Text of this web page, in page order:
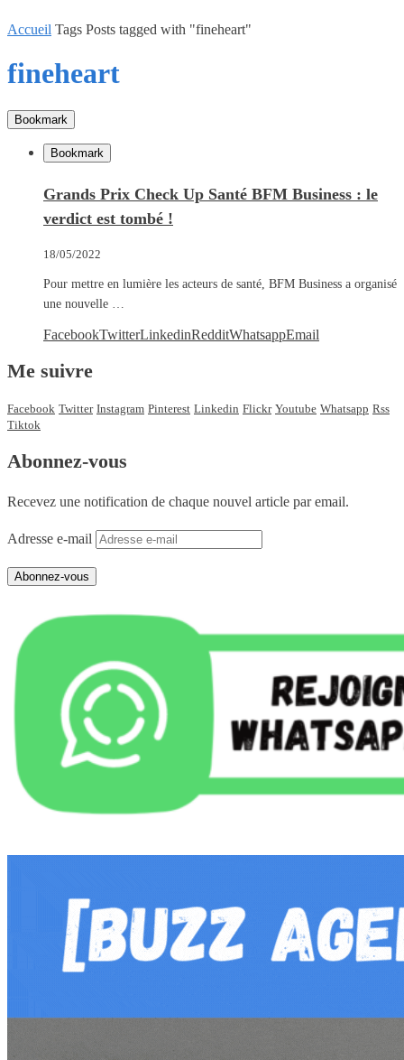
Accueil Tags Posts tagged with "fineheart"
fineheart
Bookmark
Bookmark
Grands Prix Check Up Santé BFM Business : le
verdict est tombé !
18/05/2022
Pour mettre en lumière les acteurs de santé, BFM Business a organisé
une nouvelle …
FacebookTwitterLinkedinRedditWhatsappEmail
Me suivre
Facebook Twitter Instagram Pinterest Linkedin Flickr Youtube Whatsapp Rss
Tiktok
Abonnez-vous
Recevez une notification de chaque nouvel article par email.
Adresse e-mail
Abonnez-vous